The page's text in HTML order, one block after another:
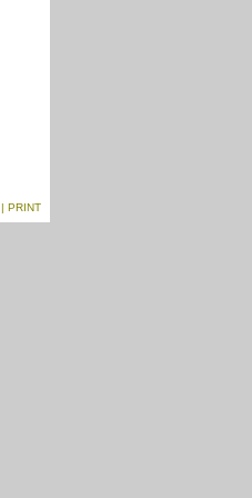
| PRINT